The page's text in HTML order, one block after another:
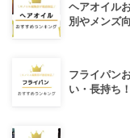
ヘアオイル
別やメンズ
フライパン
い・長持ち